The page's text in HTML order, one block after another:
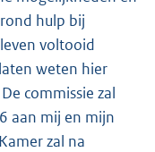
hulp bij
voltooid
weten hier
commissie zal
aan mij en mijn
zal na